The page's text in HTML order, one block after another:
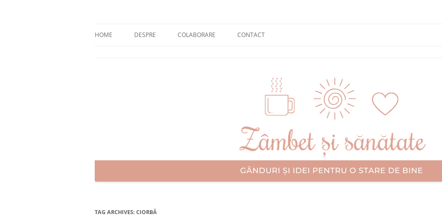
HOME DESPRE COLABORARE CONTACT
TAG ARCHIVES: CIORBĂ